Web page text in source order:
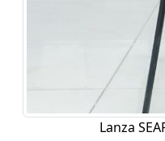
Lanza